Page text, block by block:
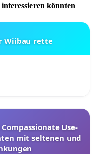
könnten
Wiibau rette
Use-
mit seltenen und